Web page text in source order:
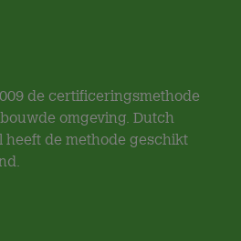
de certificeringsmethode
omgeving. Dutch
heeft de methode geschikt